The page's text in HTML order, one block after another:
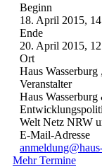
Beginn
18. April 2015,
Ende
20. April 2015,
Ort
Haus
Veranstalter
Haus
Welt Netz NRW
E-Mail-Adresse
Mehr Termine